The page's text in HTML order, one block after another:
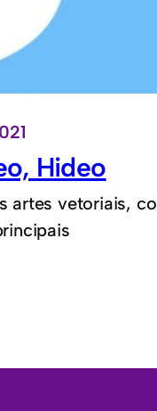
Hideo
artes vetoriais,